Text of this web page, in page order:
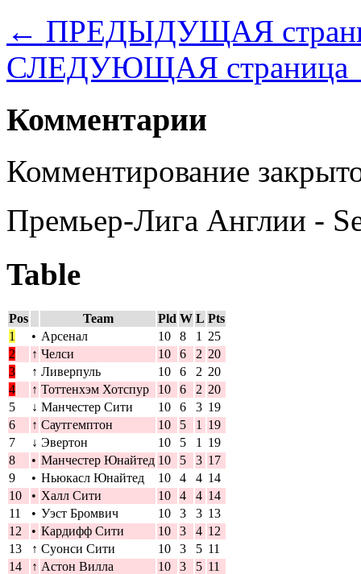
← ПРЕДЫДУЩАЯ
СЛЕДУЮЩАЯ
Комментарии
Комментирование
Премьер-Лига Англии -
Table
Pos Team Pld W L Pts
1
• Арсенал 10 8 1
25
2
↑ Челси 10 6 2 20
3
↑ Ливерпуль 10 6 2 20
4
↑ Тоттенхэм Хотспур 10 6 2 20
5
↓ Манчестер Сити 10 6 3 19
6
↑ Саутгемптон 10 5 1
19
7
↓ Эвертон 10 5 1
19
8
• Манчестер Юнайтед 10 5 3 17
9
• Ньюкасл Юнайтед 10 4 4 14
10
• Халл Сити 10 4 4 14
11
• Уэст Бромвич 10 3 3 13
12
• Кардифф Сити 10 3 4 12
13
↑ Суонси Сити 10 3 5 11
14
↑ Астон Вилла 10 3 5 11